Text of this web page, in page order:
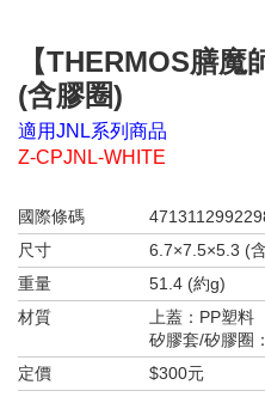
【THERMOS膳
(含膠圈)
適用JNL系列商品
Z-CPJNL-WHITE
國際條碼
尺寸
6.7×7.5×5.3 (
重量
51.4 (約g)
材質
上蓋：PP塑料
矽膠套/矽膠圈
定價
$300元